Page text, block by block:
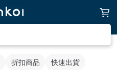
折扣商品 快速出貨